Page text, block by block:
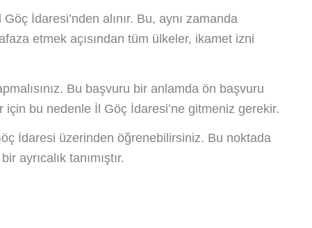
İdaresi’nden alınır. Bu, aynı zamanda
etmek açısından tüm ülkeler, ikamet izni
Bu başvuru bir anlamda ön başvuru
bu nedenle İl Göç İdaresi’ne gitmeniz gerekir.
İdaresi üzerinden öğrenebilirsiniz. Bu noktada
tanımıştır.